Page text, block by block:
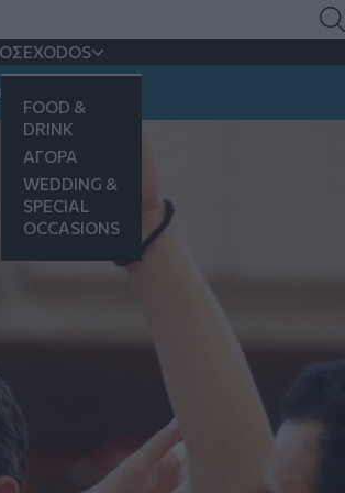
EXODOS
FOOD &
DRINK
ΑΓΟΡΑ
WEDDING &
SPECIAL
OCCASIONS
για έκτη θέση